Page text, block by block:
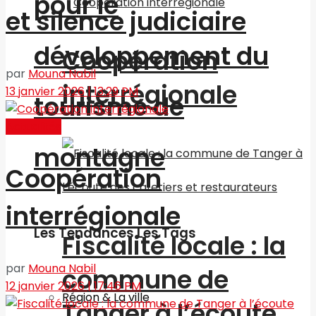
Coopération
interrégionale
Fiscalité locale : la
commune de
développement du
tourisme de
montagne
Les Tendances Les Tags
Région & La ville
et silence judiciaire
par Mouna Nabil
13 janvier 2026 | 13:29 PM
Coopération
interrégionale
par Mouna Nabil
12 janvier 2026 | 17:46 PM